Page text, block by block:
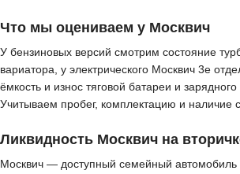
Что мы оцениваем у Москвич
У бензиновых версий смотрим состояние
вариатора, у электрического Москвич 3е
ёмкость и износ тяговой батареи и
Учитываем пробег, комплектацию и наличие
Ликвидность Москвич на
Москвич — доступный семейный автомобиль